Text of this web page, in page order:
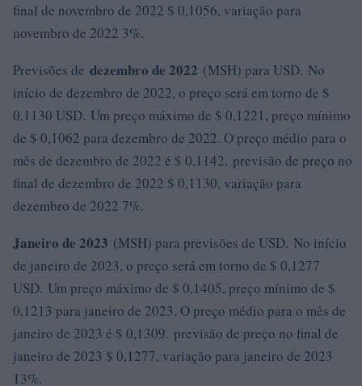
final de novembro de 2022 $ 0,1056, variação para
novembro de 2022 3%.
Previsões de dezembro de 2022 (MSH) para USD. No
início de dezembro de 2022, o preço será em torno de $
0,1130 USD. Um preço máximo de $ 0,1221, preço mínimo
de $ 0,1062 para dezembro de 2022. O preço médio para o
mês de dezembro de 2022 é $ 0,1142. previsão de preço no
final de dezembro de 2022 $ 0,1130, variação para
dezembro de 2022 7%.
Janeiro de 2023 (MSH) para previsões de USD. No início
de janeiro de 2023, o preço será em torno de $ 0,1277
USD. Um preço máximo de $ 0,1405, preço mínimo de $
0,1213 para janeiro de 2023. O preço médio para o mês de
janeiro de 2023 é $ 0,1309. previsão de preço no final de
janeiro de 2023 $ 0,1277, variação para janeiro de 2023
13%.